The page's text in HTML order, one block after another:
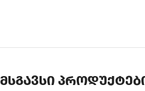
მსგავსი